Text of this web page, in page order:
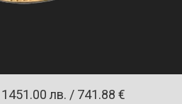
1451.00 лв. / 741.88 €